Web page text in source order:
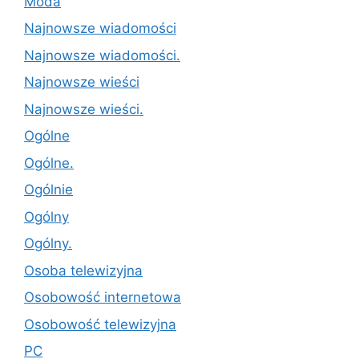
Najnowsze wiadomości
Najnowsze wiadomości.
Najnowsze wieści
Najnowsze wieści.
Ogólne
Ogólne.
Ogólnie
Ogólny
Ogólny.
Osoba telewizyjna
Osobowość internetowa
Osobowość telewizyjna
PC